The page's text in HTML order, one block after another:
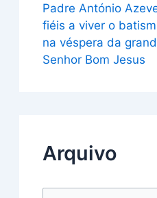
Padre António
fiéis a viver o
na véspera da
Senhor Bom Jesus
Arquivo